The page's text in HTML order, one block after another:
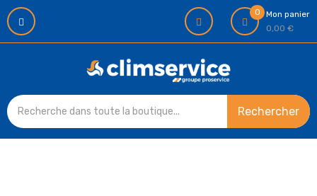
0
Mon panier
0,00 €
Rechercher